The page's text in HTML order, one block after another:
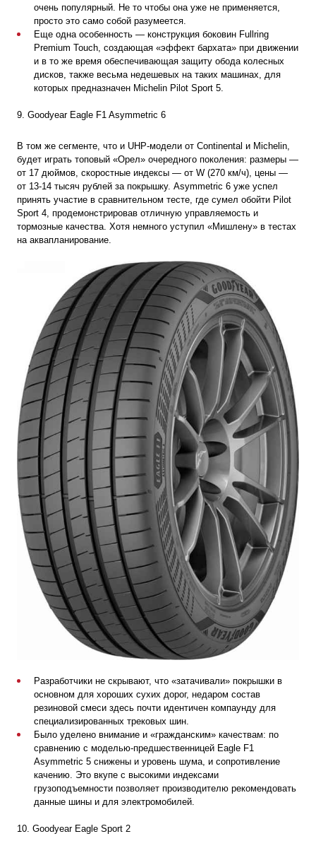
очень популярный. Не то чтобы она уже не применяется,
просто это само собой разумеется.
Еще одна особенность — конструкция боковин Fullring
Premium Touch, создающая «эффект бархата» при движении
и в то же время обеспечивающая защиту обода колесных
дисков, также весьма недешевых на таких машинах, для
которых предназначен Michelin Pilot Sport 5.
9. Goodyear Eagle F1 Asymmetric 6
В том же сегменте, что и UHP-модели от Continental и Michelin,
будет играть топовый «Орел» очередного поколения: размеры —
от 17 дюймов , скоростные индексы — от W (270 км/ч), цены —
от 13-14 тысяч рублей за покрышку. Asymmetric 6 уже успел
принять участие в сравнительном тесте, где сумел обойти Pilot
Sport 4, продемонстрировав отличную управляемость и
тормозные качества. Хотя немного уступил «Мишлену» в тестах
на аквапланирование.
Разработчики не скрывают, что «затачивали» покрышки в
основном для хороших сухих дорог, недаром состав
резиновой смеси здесь почти идентичен компаунду для
специализированных трековых шин.
Было уделено внимание и «гражданским» качествам: по
сравнению с моделью-предшественницей Eagle F1
Asymmetric 5 снижены и уровень шума, и сопротивление
качению. Это вкупе с высокими индексами
грузоподъемности позволяет производителю рекомендовать
данные шины и для электромобилей.
10. Goodyear Eagle Sport 2